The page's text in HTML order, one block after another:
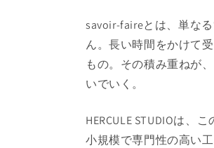
savoir-faireとは、単な
ん。長い時間をかけて
もの。その積み重ねが
いでいく。
HERCULE STUDIOは、
小規模で専門性の高い